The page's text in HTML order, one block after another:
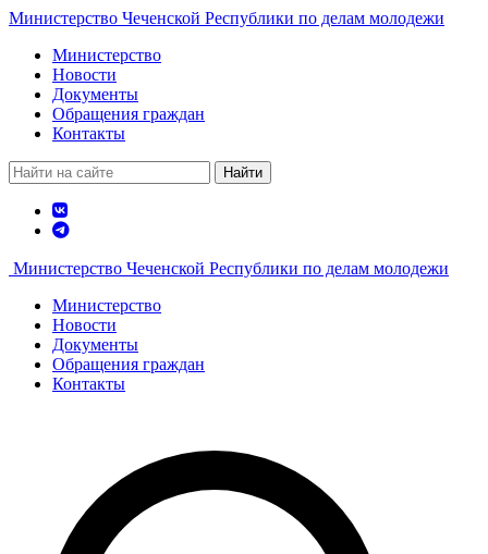
Министерство Чеченской Республики по делам молодежи
Министерство
Новости
Документы
Обращения граждан
Контакты
Найти
Министерство Чеченской Республики по делам молодежи
Министерство
Новости
Документы
Обращения граждан
Контакты